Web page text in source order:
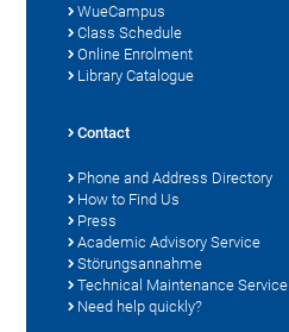
WueCampus
Class Schedule
Online Enrolment
Library Catalogue
Contact
Phone and Address Directory
How to Find Us
Press
Academic Advisory Service
Störungsannahme
Technical Maintenance Service
Need help quickly?